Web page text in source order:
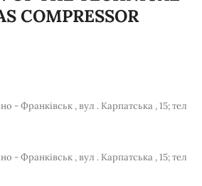
COMPRESSOR
- Франківськ , вул . Карпатська , 15; тел
- Франківськ , вул . Карпатська , 15; тел